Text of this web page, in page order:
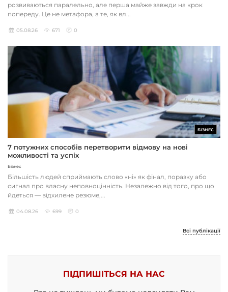
розвиваються паралельно, але перша майже завжди на крок
попереду. Це не метафора, а те, як вл...
05.08.26 671 0
БІЗНЕС
7 потужних способів перетворити відмову на нові
можливості та успіх
Бізнес
Більшість людей сприймають слово «ні» як фінал, поразку або
сигнал про власну неповноцінність. Незалежно від того, про що
йдеться — відхилене резюме,...
04.08.26 699 0
Всі публікації
ПІДПИШІТЬСЯ НА НАС